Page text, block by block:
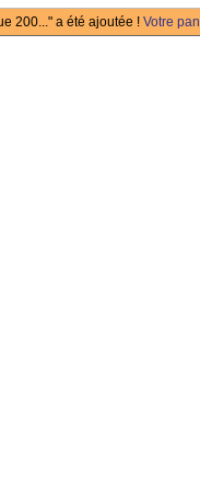
200..." a été ajoutée ! Votre